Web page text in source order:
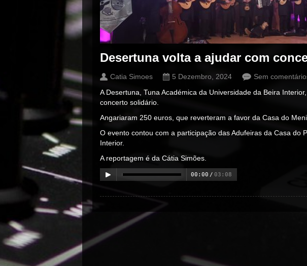
Desertuna volta a ajudar com
Catia Simoes 5 Dezembro, 2024
Sem
A Desertuna, Tuna Académica da Universidade da Beira
concerto solidário.
Angariaram 250 euros, que reverteram a favor da Casa do
O evento contou com a participação das Adufeiras da Casa do
Interior.
A reportagem é da Cátia Simões.
00:00 / 03:08
00:00 / 00:00